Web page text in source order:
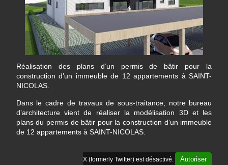
Réalisation des plans d’un permis de bâtir pour la
construction d’un immeuble de 12 appartements à SAINT-
NICOLAS.
Dans le cadre de travaux de sous-traitance, notre bureau
d’architecture vient de réaliser la modélisation 3D et les
plans du permis de bâtir pour la construction d’un immeuble
de 12 appartements à SAINT-NICOLAS.
X (formerly Twitter) est désactivé. Autoriser